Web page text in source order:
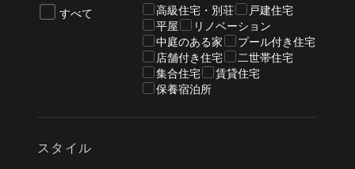
すべて 高級住宅・別荘
戸建住宅
平屋
リノベーション
中庭のある家
プール付き住宅
店舗付き住宅
二世帯住宅
集合住宅
賃貸住宅
保養宿泊所
スタイル